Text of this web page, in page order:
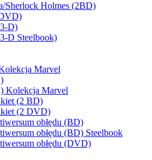
Sherlock Holmes (2BD)
D)
D Steelbook)
Marvel
Kolekcja Marvel
(2 BD)
(2 DVD)
obłędu (BD)
obłędu (BD) Steelbook
obłędu (DVD)